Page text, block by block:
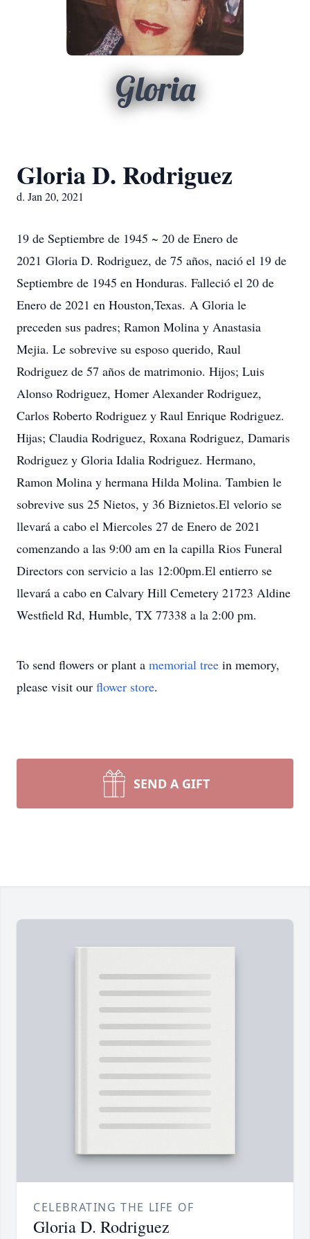
Gloria
Gloria D. Rodriguez
d. Jan 20, 2021
19 de Septiembre de 1945 ~ 20 de Enero de
2021 Gloria D. Rodriguez, de 75 años, nació el 19 de
Septiembre de 1945 en Honduras. Falleció el 20 de
Enero de 2021 en Houston,Texas. A Gloria le
preceden sus padres; Ramon Molina y Anastasia
Mejia. Le sobrevive su esposo querido, Raul
Rodriguez de 57 años de matrimonio. Hijos; Luis
Alonso Rodriguez, Homer Alexander Rodriguez,
Carlos Roberto Rodriguez y Raul Enrique Rodriguez.
Hijas; Claudia Rodriguez, Roxana Rodriguez, Damaris
Rodriguez y Gloria Idalia Rodriguez. Hermano,
Ramon Molina y hermana Hilda Molina. Tambien le
sobrevive sus 25 Nietos, y 36 Biznietos.El velorio se
llevará a cabo el Miercoles 27 de Enero de 2021
comenzando a las 9:00 am en la capilla Rios Funeral
Directors con servicio a las 12:00pm.El entierro se
llevará a cabo en Calvary Hill Cemetery 21723 Aldine
Westfield Rd, Humble, TX 77338 a la 2:00 pm.
To send flowers or plant a memorial tree in memory,
please visit our flower store.
SEND A GIFT
CELEBRATING THE LIFE OF
Gloria D. Rodriguez